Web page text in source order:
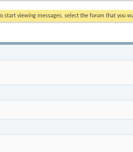
start viewing messages, select the forum that you